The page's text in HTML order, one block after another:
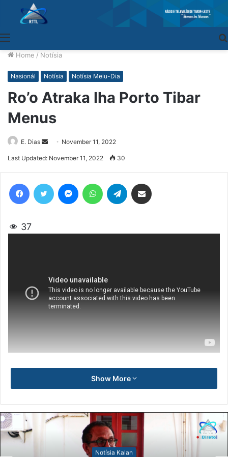
Home / Notísia
Nasionál Notísia Notísia Meiu-Dia
Ro’o Atraka Iha Porto Tibar
Menus
E. Dias
Send
an
November 11, 2022
Last Updated: November 11, 2022 30
37
Show More
Notísia Kalan